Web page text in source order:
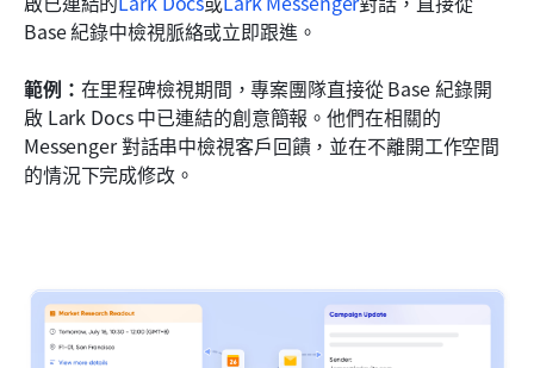
Base 紀錄中檢視脈絡或立即跟進。
範例： 在里程碑檢視期間，專案團隊直接從 Base 紀錄開
啟 Lark Docs 中已連結的創意簡報。他們在相關的
Messenger 對話串中檢視客戶回饋，並在不離開工作空間
的情況下完成修改。